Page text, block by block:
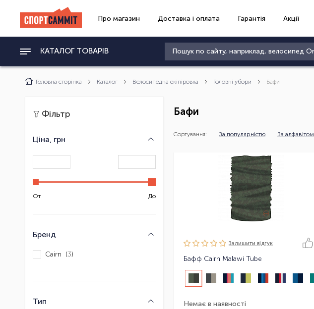
Про магазин Доставка і оплата Гарантія Акції
КАТАЛОГ ТОВАРІВ
Головна сторінка Каталог Велосипедна екіпіровка Головні убори Бафи
Фільтр
Ціна, грн
От До
Бренд
Cairn (3)
Тип
Бафи
Сортування: За популярністю За алфавітом
Залишити вiдгук
Бафф Cairn Malawi Tube
Немає в наявності